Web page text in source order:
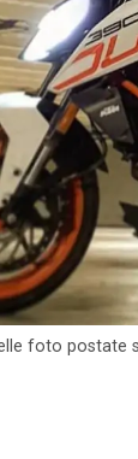
foto postate